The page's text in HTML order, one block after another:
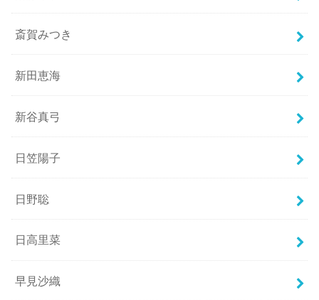
斎賀みつき
新田恵海
新谷真弓
日笠陽子
日野聡
日高里菜
早見沙織